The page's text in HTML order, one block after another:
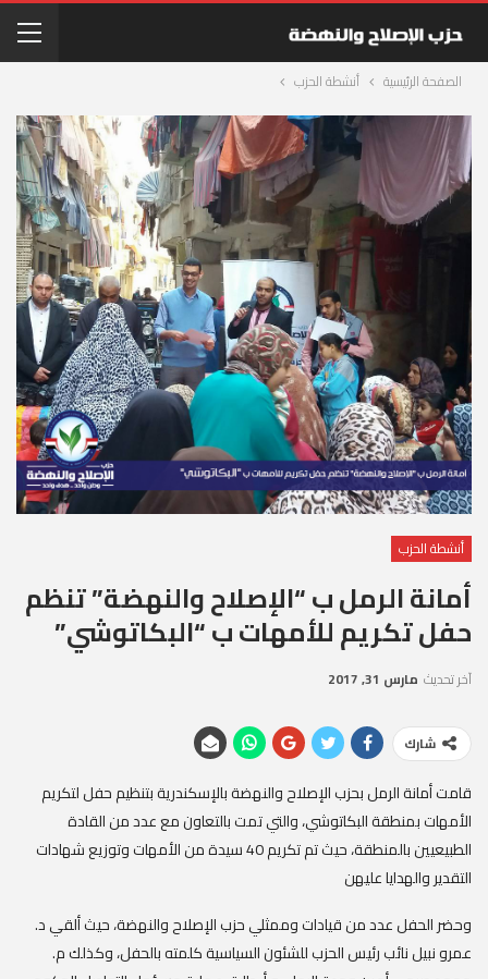
الصفحة الرئيسية أنشطة الحزب
أنشطة الحزب
أمانة الرمل ب “الإصلاح والنهضة” تنظم
حفل تكريم للأمهات ب “البكاتوشي”
آخر تحديث مارس 31, 2017
شارك
قامت أمانة الرمل بحزب الإصلاح والنهضة بالإسكندرية بتنظيم حفل لتكريم
الأمهات بمنطقة البكاتوشي، والتي تمت بالتعاون مع عدد من القادة
الطبيعيين بالمنطقة، حيث تم تكريم 40 سيدة من الأمهات وتوزيع شهادات
التقدير والهدايا عليهن
وحضر الحفل عدد من قيادات وممثلي حزب الإصلاح والنهضة، حيث ألقي د.
عمرو نبيل نائب رئيس الحزب للشئون السياسية كلمته بالحفل، وكذلك م.